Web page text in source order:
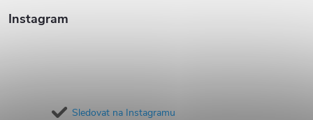
Instagram
Sledovat na Instagramu